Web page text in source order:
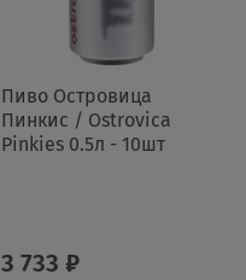
Пиво Островица
Пинкис / Ostrovica
Pinkies 0.5л - 10шт
3 733 ₽